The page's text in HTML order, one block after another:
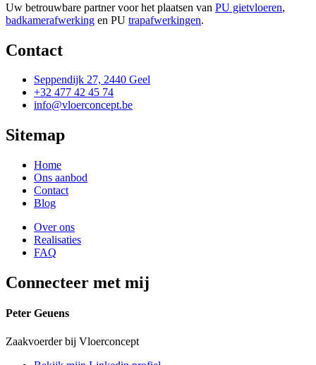
Uw betrouwbare partner voor het plaatsen van PU gietvloeren,
badkamerafwerking en PU trapafwerkingen.
Contact
Seppendijk 27, 2440 Geel
+32 477 42 45 74
info@vloerconcept.be
Sitemap
Home
Ons aanbod
Contact
Blog
Over ons
Realisaties
FAQ
Connecteer met mij
Peter Geuens
Zaakvoerder bij Vloerconcept